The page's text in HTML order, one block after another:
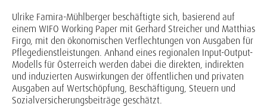
Ulrike Famira-Mühlberger beschäftigte sich, basierend auf
einem WIFO Working Paper mit Gerhard Streicher und Matthias
Firgo, mit den ökonomischen Verflechtungen von Ausgaben für
Pflegedienstleistungen. Anhand eines regionalen Input-Output-
Modells für Österreich werden dabei die direkten, indirekten
und induzierten Auswirkungen der öffentlichen und privaten
Ausgaben auf Wertschöpfung, Beschäftigung, Steuern und
Sozialversicherungsbeiträge geschätzt.